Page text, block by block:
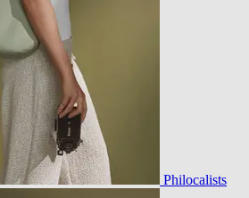
Philocalists